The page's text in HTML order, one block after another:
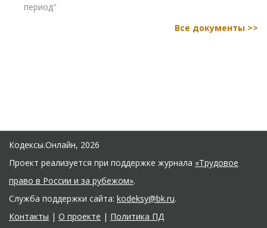
период"
Все документы >>
Кодексы.Онлайн, 2026
Проект реализуется при поддержке журнала «Трудовое
право в России и за рубежом».
Служба поддержки сайта: kodeksy@bk.ru.
Контакты | О проекте | Политика ПД